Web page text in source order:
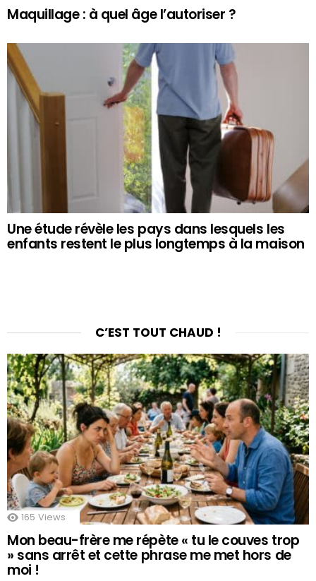
Maquillage : à quel âge l’autoriser ?
Une étude révèle les pays dans lesquels les
enfants restent le plus longtemps à la maison
C’EST TOUT CHAUD !
165 Views
Mon beau-frère me répète « tu le couves trop
» sans arrêt et cette phrase me met hors de
moi !